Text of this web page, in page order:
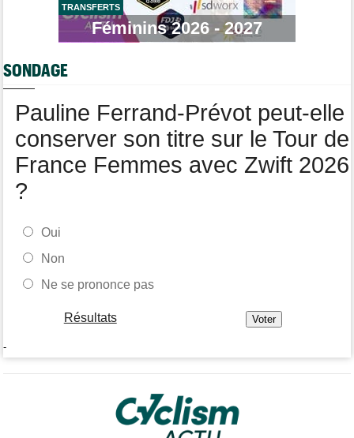
Route
Robert Gesink : "Le cyclisme moderne est beaucoup plus
propre..."
Joao Almeida a dû abandonner après une chute
TRANSFERTS
Féminins 2026 - 2027
SONDAGE
Pauline Ferrand-Prévot peut-elle
conserver son titre sur le Tour de
France Femmes avec Zwift 2026
?
Oui
Non
Ne se prononce pas
Résultats
-